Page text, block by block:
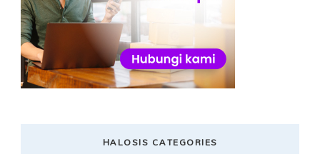
HALOSIS CATEGORIES